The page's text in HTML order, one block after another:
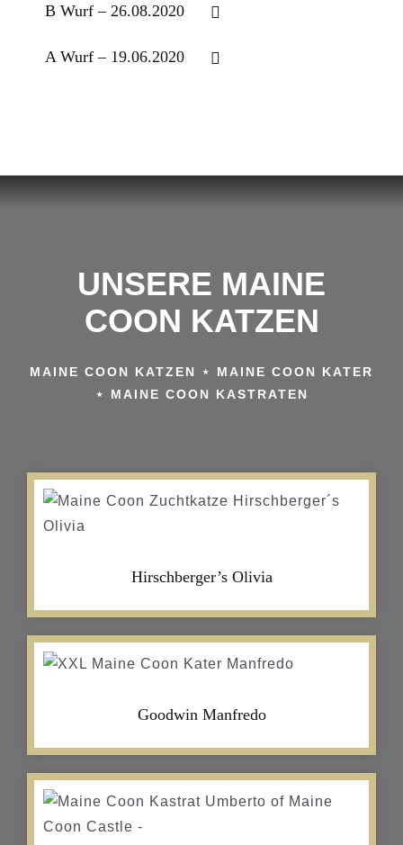
B Wurf – 26.08.2020
A Wurf – 19.06.2020
UNSERE MAINE
COON KATZEN
MAINE COON KATZEN ⋆ MAINE COON KATER
⋆ MAINE COON KASTRATEN
Hirschberger’s Olivia
Goodwin Manfredo